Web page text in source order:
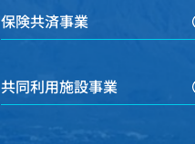
保険共済事業
共同利用施設事業